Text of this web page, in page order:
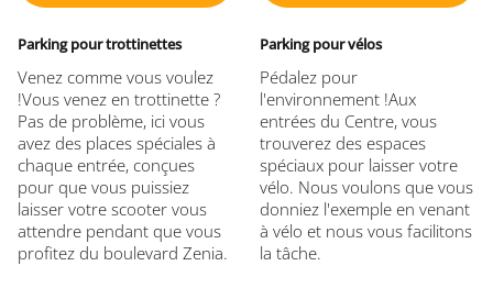
Parking pour trottinettes
Venez comme vous voulez
!Vous venez en trottinette ?
Pas de problème, ici vous
avez des places spéciales à
chaque entrée, conçues
pour que vous puissiez
laisser votre scooter vous
attendre pendant que vous
profitez du boulevard Zenia.
Parking pour vélos
Pédalez pour
l'environnement !Aux
entrées du Centre, vous
trouverez des espaces
spéciaux pour laisser votre
vélo. Nous voulons que vous
donniez l'exemple en venant
à vélo et nous vous facilitons
la tâche.